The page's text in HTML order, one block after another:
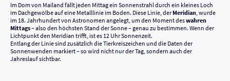
Im Dom von Mailand fällt jeden Mittag ein Sonnenstrahl durch ein kleines Loch
im Dachgewölbe auf eine Metalllinie im Boden. Diese Linie, derMeridian , wurde
im 18. Jahrhundert von Astronomen angelegt, um den Moment deswahren
Mittags– also den höchsten Stand der Sonne – genau zu bestimmen. Wenn der
Lichtpunkt den Meridian trifft, ist es 12 Uhr Sonnenzeit.
Entlang der Linie sind zusätzlich die Tierkreiszeichen und die Daten der
Sonnenwenden markiert – so wird nicht nur der Tag, sondern auch der
Jahreslauf sichtbar.